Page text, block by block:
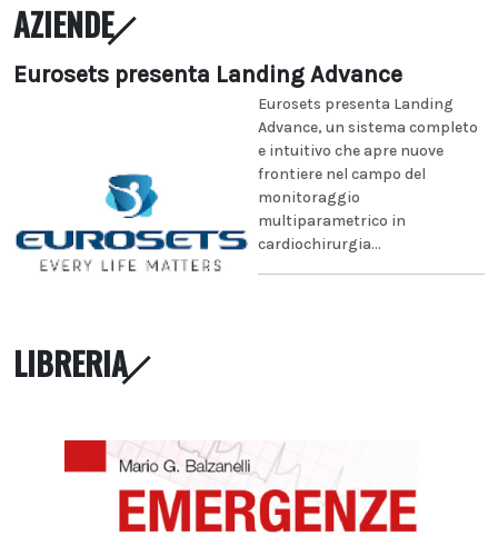
AZIENDE
Eurosets presenta Landing Advance
Eurosets presenta Landing
Advance, un sistema completo
e intuitivo che apre nuove
frontiere nel campo del
monitoraggio
multiparametrico in
cardiochirurgia...
LIBRERIA